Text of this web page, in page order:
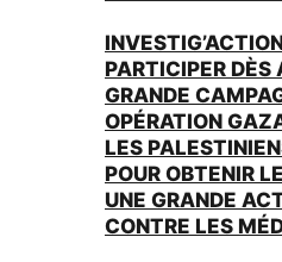
PARTICIPER DÈS
GRANDE
OPÉRATION
LES
POUR OBTENIR
UNE GRANDE
CONTRE LES